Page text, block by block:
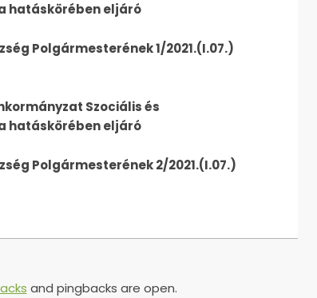
hatáskörében eljáró
Polgármesterének 1/2021.(I.07.)
Szociális és
hatáskörében eljáró
Polgármesterének 2/2021.(I.07.)
and pingbacks are open.